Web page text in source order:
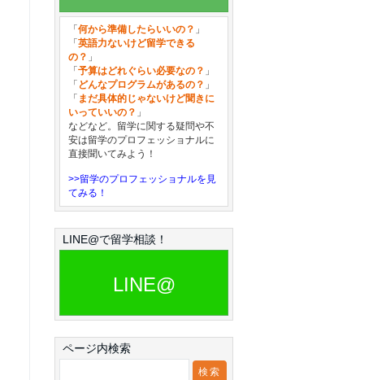
「 何から準備したらいいの？ 」
「 英語力ないけど留学できる
の？ 」
「 予算はどれぐらい必要なの？ 」
「 どんなプログラムがあるの？ 」
「 まだ具体的じゃないけど聞きに
いっていいの？ 」
などなど。留学に関する疑問や不
安は留学のプロフェッショナルに
直接聞いてみよう！
>>留学のプロフェッショナルを見
てみる！
LINE@で留学相談！
LINE@
ページ内検索